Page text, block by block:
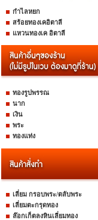
กำไลหยก
สร้อยทองเคอิตาลี
แหวนทองเค อิตาลี
ทองรูปพรรณ
นาก
เงิน
พระ
ทองแท่ง
เลี่ยม กรอบพระ/ตลับพระ
เลี่ยมตะกรุดทอง
ล๊อกเก็ตลงหินเลี่ยมทอง